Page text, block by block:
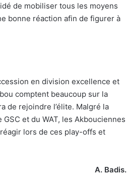
de mobiliser tous les moyens
bonne réaction afin de figurer à
en division excellence et
comptent beaucoup sur la
de rejoindre l’élite. Malgré la
et du WAT, les Akbouciennes
lors de ces play-offs et
A. Badis.